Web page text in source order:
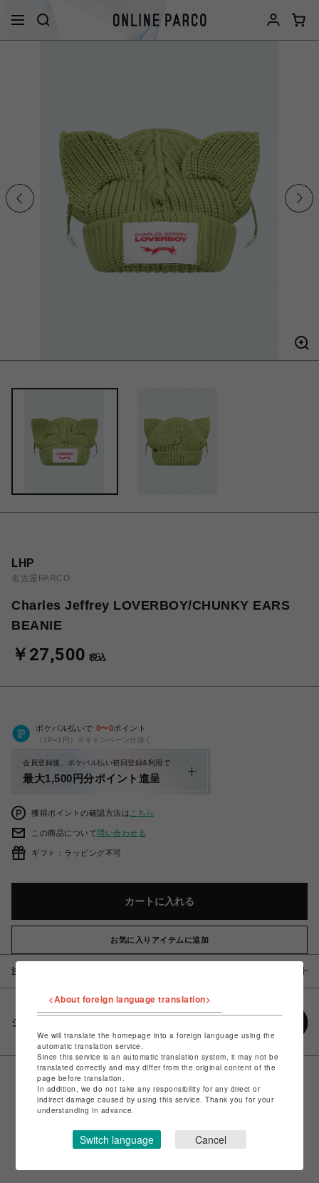
LHP
名古屋PARCO
Charles Jeffrey LOVERBOY/CHUNKY EARS
BEANIE
￥27,500 税込
ポケパル払いで 0〜0ポイント
（1P=1円）※キャンペーン分除く
会員登録後、ポケパル払い初回登録&利用で
最大1,500円分ポイント進呈
獲得ポイントの確認方法は こちら
この商品について問い合わせる
ギフト：ラッピング不可
カートに入れる
お気に入りアイテムに追加
注意事項
シェアする
<About foreign language translation>
We will translate the homepage into a foreign language using the
automatic translation service.
Since this service is an automatic translation system, it may not be
translated correctly and may differ from the original content of the
page before translation.
In addition, we do not take any responsibility for any direct or
indirect damage caused by using this service. Thank you for your
understanding in advance.
Switch language Cancel